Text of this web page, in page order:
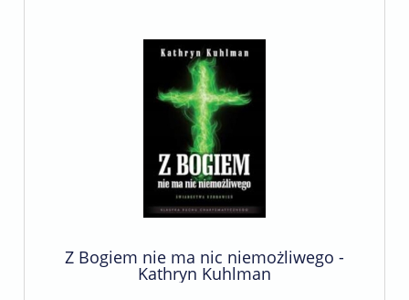
Z Bogiem nie ma nic niemożliwego -
Kathryn Kuhlman